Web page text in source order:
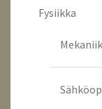
Fysiikka